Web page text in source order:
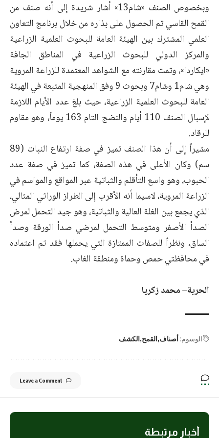
وبخصوص الصنف «شام13» أشار شريدة إلى أنه صنف من
القمح القاسي تم الحصول على بذاره من خلال برنامج التعاون
العلمي المشترك بين الهيئة العامة للبحوث العلمية الزراعية
والمركز الدولي للبحوث الزراعية في المناطق الجافة
«ايكاردا»، وتمت مقارنته مع الشواهد المعتمدة للزراعة المروية
وهي شام1 وشام7 وبحوث 9 وفق المنهجية المتبعة في الهيئة
العامة للبحوث العلمية الزراعية، حيث بلغ عدد الأيام اللازمة
لإسبال الصنف 110 أيام والنضج التام 163 يوماً، وهو مقاوم
للرقاد.
مشيراً إلى أن هذا الصنف تميز في صفة ارتفاع النبات (89
سم) وكان الأعلى في هذه الصفة، كما تميز في صفة عدد
الحبوب، وهو واسع التأقلم والثباتية عبر المواقع والمواسم في
الزراعة المروية، لاسيما أنه الأقرب إلى الطراز الوراثي المثالي،
الذي يجمع بين الغلة العالية والثباتية، وهو جيد التحمل لمرض
الصدأ الأصفر ومتوسط التحمل لمرضي صدأ الورقة وصدأ
الساق، ونظراً للصفات الممتازة التي يحملها فقد تم اعتماده
في محافظتي حمص وحماة ومنطقة الغاب.
الحرية– محمد زكريا
الوسوم: أصناف القمح الكشف
Leave a Comment
أخبار مرتبطة